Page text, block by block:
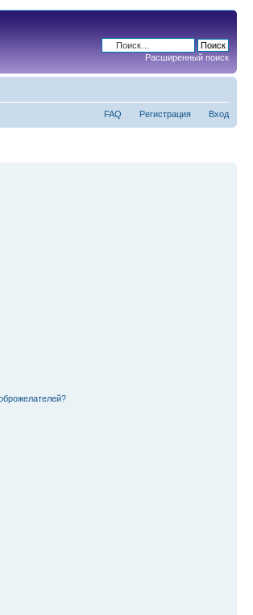
Расширенный поиск
FAQ Регистрация Вход